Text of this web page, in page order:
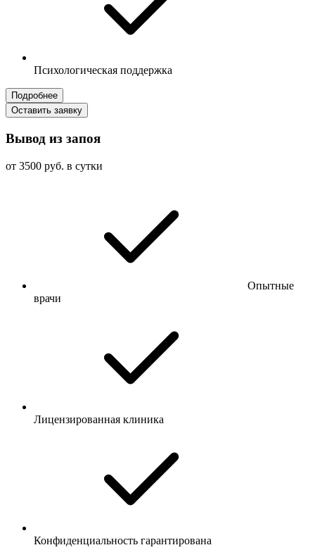
Психологическая поддержка
Подробнее
Оставить заявку
Вывод из запоя
от 3500 руб. в сутки
Опытные
врачи
Лицензированная клиника
Конфиденциальность гарантирована